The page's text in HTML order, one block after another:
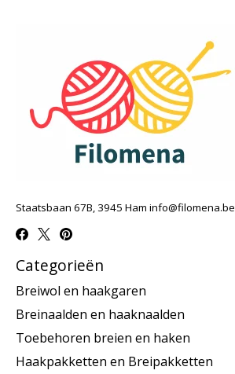
Staatsbaan 67B, 3945 Ham info@filomena.be
Categorieën
Breiwol en haakgaren
Breinaalden en haaknaalden
Toebehoren breien en haken
Haakpakketten en Breipakketten